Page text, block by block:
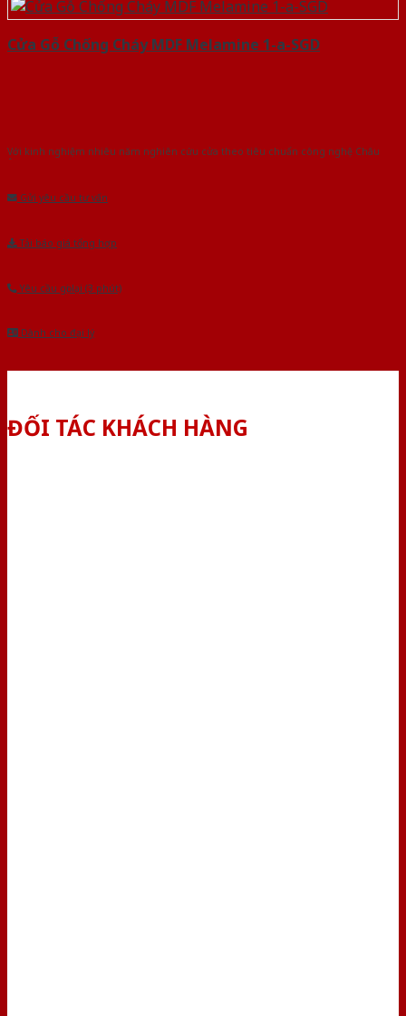
Cửa Gỗ Chống Cháy MDF Melamine 1-a-SGD
Với kinh nghiệm nhiêu năm nghiên cứu cửa theo tiêu chuẩn công nghệ Châu
Gửi yêu cầu tư vấn
Tải báo giá tổng hợp
Yêu cầu gọi lại (3 phút)
Dành cho đại lý
ĐỐI TÁC KHÁCH HÀNG